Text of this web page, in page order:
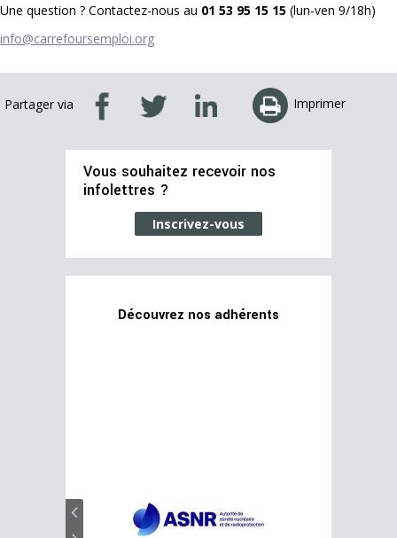
Une question ? Contactez-nous au 01 53 95 15 15 (lun-ven 9/18h)
info@carrefoursemploi.org
Partager via Imprimer
Vous souhaitez recevoir nos
infolettres ?
Inscrivez-vous
Découvrez nos adhérents